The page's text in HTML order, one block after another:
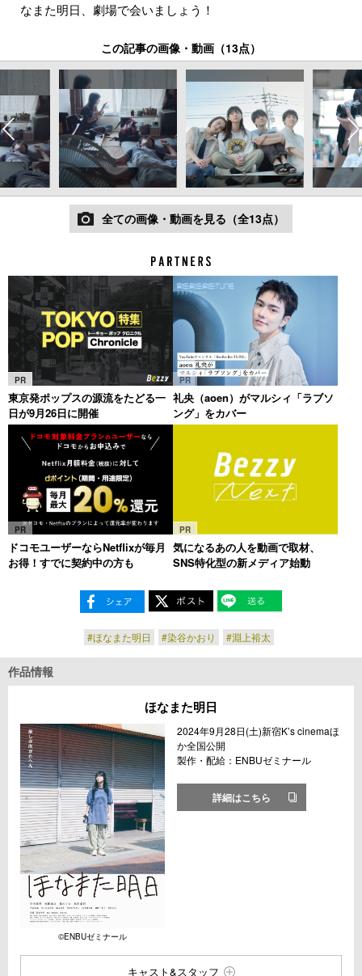
なまた明日、劇場で会いましょう！
この記事の画像・動画（13点）
全ての画像・動画を見る（全13点）
PR
東京発ポップスの源流をたどる一
日が9月26日に開催
PR
礼央（aoen）がマルシィ「ラブソ
ング」をカバー
PR
ドコモユーザーならNetflixが毎月
お得！すでに契約中の方も
PR
気になるあの人を動画で取材、
SNS特化型の新メディア始動
#ほなまた明日 #染谷かおり #淵上裕太
作品情報
ほなまた明日
©︎ENBUゼミナール
2024年9月28日(土)新宿K’s cinemaほ
か全国公開
製作・配給：ENBUゼミナール
詳細はこちら
キャスト&スタッフ